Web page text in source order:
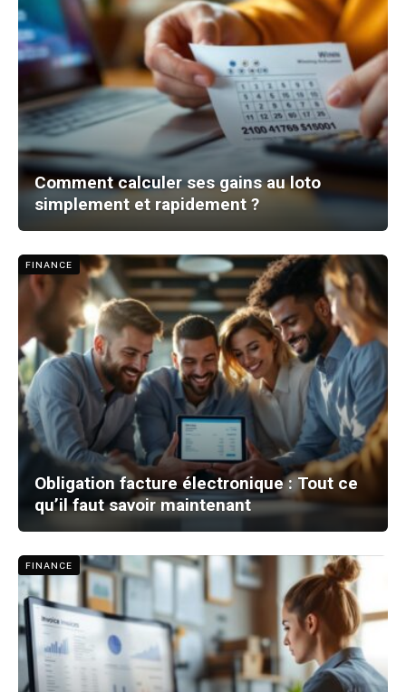
Comment calculer ses gains au loto
simplement et rapidement ?
FINANCE
Obligation facture électronique : Tout ce
qu’il faut savoir maintenant
FINANCE